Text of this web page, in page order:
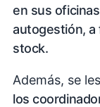
en sus
autogestión, a
stock.
Además, se les
los